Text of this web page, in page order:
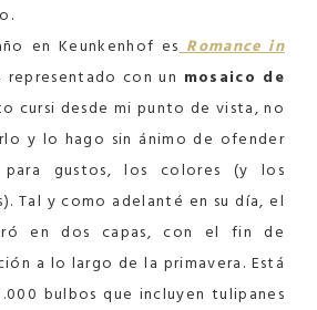
en Keunkenhof es Romance in
representado con un mosaico de
cursi desde mi punto de vista, no
y lo hago sin ánimo de ofender
gustos, los colores (y los
Tal y como adelanté en su día, el
en dos capas, con el fin de
a lo largo de la primavera. Está
bulbos que incluyen tulipanes